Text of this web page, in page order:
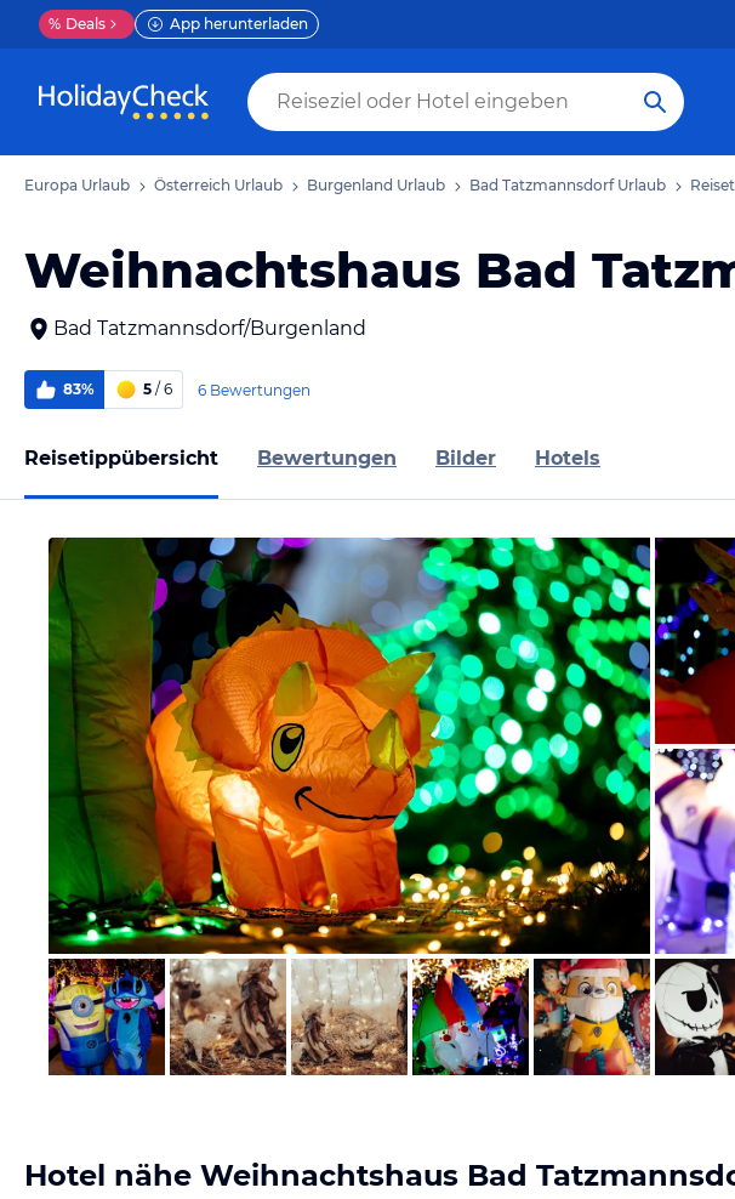
% Deals App herunterladen
Europa Urlaub Österreich Urlaub Burgenland Urlaub Bad Tatzmannsdorf Urlaub
Weihnachtshaus Bad
Bad Tatzmannsdorf/Burgenland
83% 5 / 6 6 Bewertungen
Reisetippübersicht Bewertungen Bilder Hotels
Bild melden
von Sabine
Bild
von Sabine
Bild
von
Hotel nähe Weihnachtshaus Bad